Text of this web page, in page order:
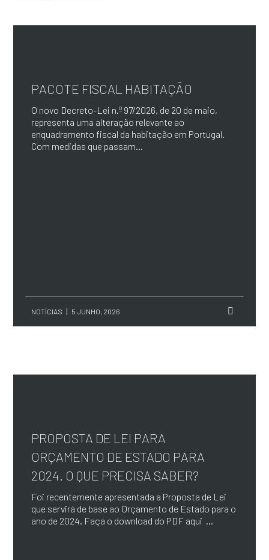
PACOTE FISCAL HABITAÇÃO
O novo Decreto-Lei n.º 97/2026, de 20 de maio,
representa uma alteração relevante ao
enquadramento fiscal da habitação em Portugal.
Com medidas que passam...
NOTÍCIAS 5 JUNHO, 2026
PROPOSTA DE LEI PARA
ORÇAMENTO DE ESTADO PARA
2024. O QUE PRECISA SABER?
Foi recentemente apresentada a Proposta de Lei
que servirá de base ao Orçamento de Estado para o
ano de 2024. Faça o download do PDF aqui ...